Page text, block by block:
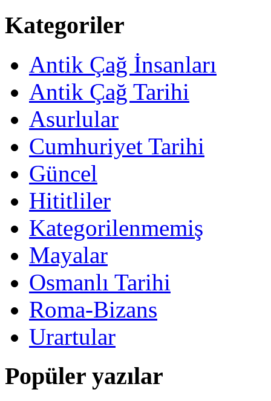
Kategoriler
Antik Çağ İnsanları
Antik Çağ Tarihi
Asurlular
Cumhuriyet Tarihi
Güncel
Hititliler
Kategorilenmemiş
Mayalar
Osmanlı Tarihi
Roma-Bizans
Urartular
Popüler yazılar